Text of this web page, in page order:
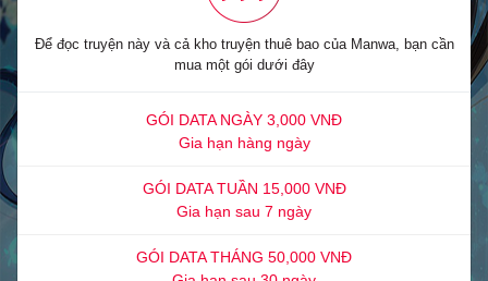
Để đọc truyện này và cả kho truyện thuê bao của Manwa, bạn cần
mua một gói dưới đây
GÓI DATA NGÀY 3,000 VNĐ
Gia hạn hàng ngày
GÓI DATA TUẦN 15,000 VNĐ
Gia hạn sau 7 ngày
GÓI DATA THÁNG 50,000 VNĐ